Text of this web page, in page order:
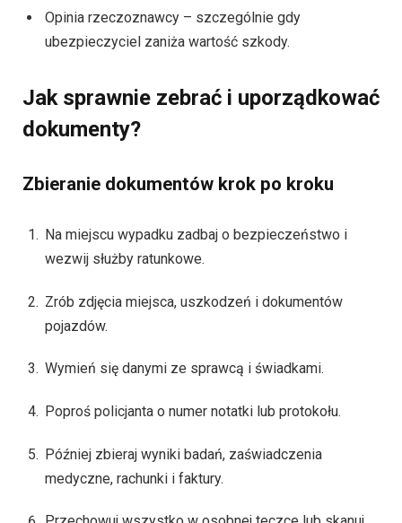
Opinia rzeczoznawcy – szczególnie gdy
ubezpieczyciel zaniża wartość szkody.
Jak sprawnie zebrać i uporządkować
dokumenty?
Zbieranie dokumentów krok po kroku
Na miejscu wypadku zadbaj o bezpieczeństwo i
wezwij służby ratunkowe.
Zrób zdjęcia miejsca, uszkodzeń i dokumentów
pojazdów.
Wymień się danymi ze sprawcą i świadkami.
Poproś policjanta o numer notatki lub protokołu.
Później zbieraj wyniki badań, zaświadczenia
medyczne, rachunki i faktury.